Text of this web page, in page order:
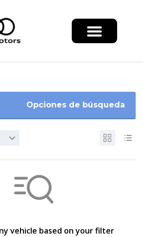
Opciones de búsqueda
vehicle based on your filter